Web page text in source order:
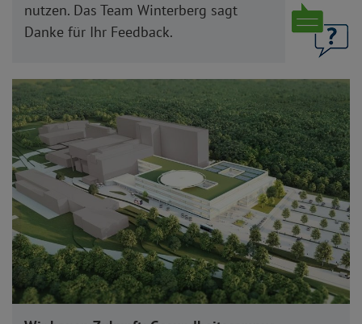
nutzen. Das Team Winterberg sagt
Danke für Ihr Feedback.